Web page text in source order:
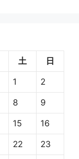
土 日
1 2
8 9
15 16
22 23